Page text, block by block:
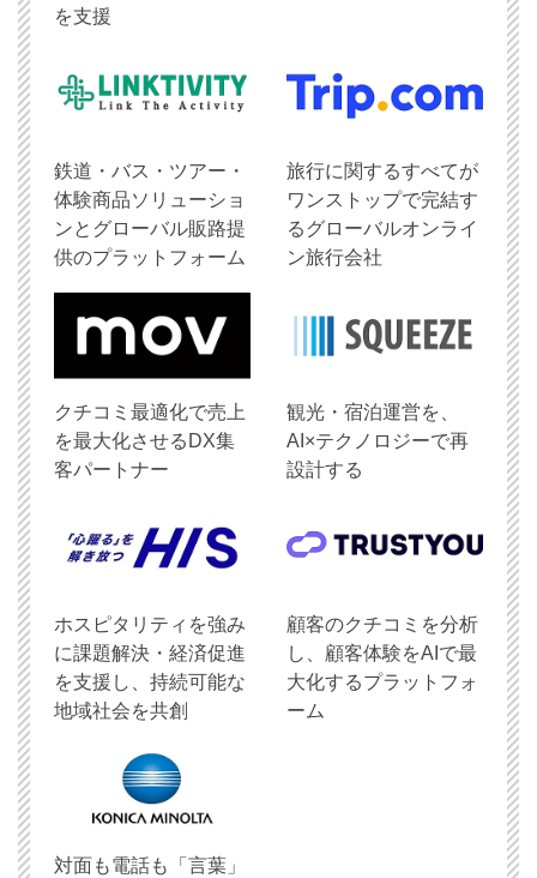
を支援
鉄道・バス・ツアー・
体験商品ソリューショ
ンとグローバル販路提
供のプラットフォーム
旅行に関するすべてが
ワンストップで完結す
るグローバルオンライ
ン旅行会社
クチコミ最適化で売上
を最大化させるDX集
客パートナー
観光・宿泊運営を、
AI×テクノロジーで再
設計する
ホスピタリティを強み
に課題解決・経済促進
を支援し、持続可能な
地域社会を共創
顧客のクチコミを分析
し、顧客体験をAIで最
大化するプラットフォ
ーム
対面も電話も「言葉」